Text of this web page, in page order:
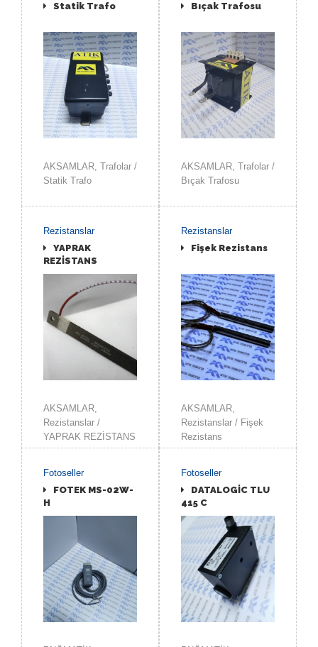
Statik Trafo
İNCELE
AKSAMLAR, Trafolar /
Statik Trafo
Bıçak Trafosu
İNCELE
AKSAMLAR, Trafolar /
Bıçak Trafosu
Rezistanslar
YAPRAK
REZİSTANS
İNCELE
AKSAMLAR,
Rezistanslar /
YAPRAK REZİSTANS
Rezistanslar
Fişek Rezistans
İNCELE
AKSAMLAR,
Rezistanslar / Fişek
Rezistans
Fotoseller
FOTEK MS-02W-
H
İNCELE
Fotoseller
DATALOGİC TLU
415 C
İNCELE